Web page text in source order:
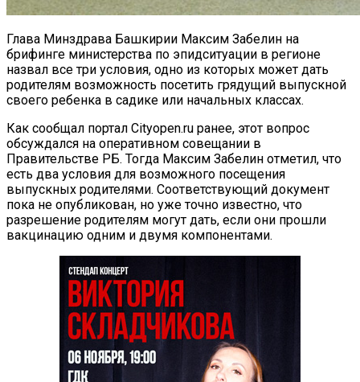
Глава Минздрава Башкирии Максим Забелин на
брифинге министерства по эпидситуации в регионе
назвал все три условия, одно из которых может дать
родителям возможность посетить грядущий выпускной
своего ребенка в садике или начальных классах.
Как сообщал портал Cityopen.ru ранее, этот вопрос
обсуждался на оперативном совещании в
Правительстве РБ. Тогда Максим Забелин отметил, что
есть два условия для возможного посещения
выпускных родителями. Соответствующий документ
пока не опубликован, но уже точно известно, что
разрешение родителям могут дать, если они прошли
вакцинацию одним и двумя компонентами.